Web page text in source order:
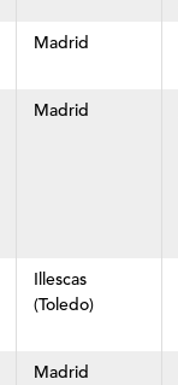
Madrid
Madrid
Illescas
(Toledo)
Madrid